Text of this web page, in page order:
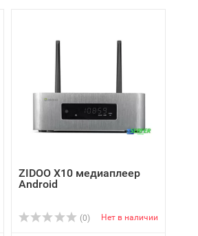
ZIDOO X10 медиаплеер
Android
(0) Нет в наличии